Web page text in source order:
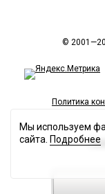
©
Политика
Мы используем
сайта. Подробнее